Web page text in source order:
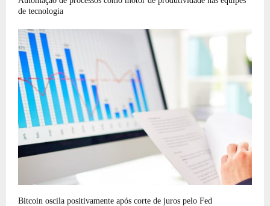
de tecnologia
Bitcoin oscila positivamente após corte de juros pelo Fed